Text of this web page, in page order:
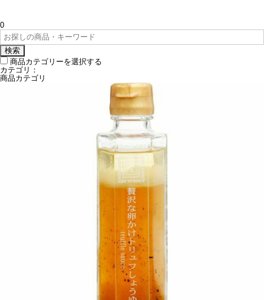
0
検索
商品カテゴリーを選択する
カテゴリ：
商品カテゴリ